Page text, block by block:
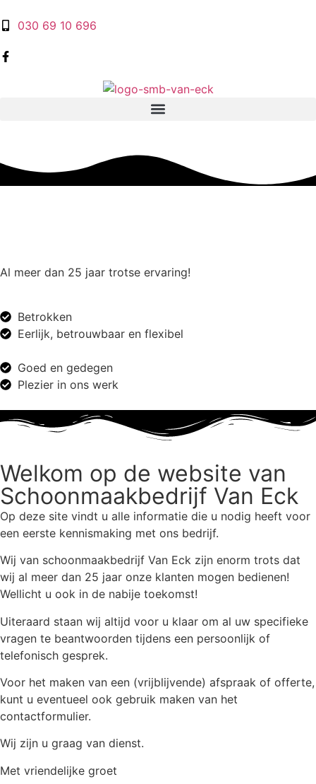
030 69 10 696
Al meer dan 25 jaar trotse ervaring!
Betrokken
Eerlijk, betrouwbaar en flexibel
Goed en gedegen
Plezier in ons werk
Welkom op de website van
Schoonmaakbedrijf Van Eck
Op deze site vindt u alle informatie die u nodig heeft voor
een eerste kennismaking met ons bedrijf.
Wij van schoonmaakbedrijf Van Eck zijn enorm trots dat
wij al meer dan 25 jaar onze klanten mogen bedienen!
Wellicht u ook in de nabije toekomst!
Uiteraard staan wij altijd voor u klaar om al uw specifieke
vragen te beantwoorden tijdens een persoonlijk of
telefonisch gesprek.
Voor het maken van een (vrijblijvende) afspraak of offerte,
kunt u eventueel ook gebruik maken van het
contactformulier.
Wij zijn u graag van dienst.
Met vriendelijke groet